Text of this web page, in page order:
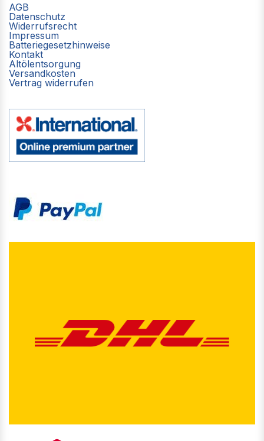
AGB
Datenschutz
Widerrufsrecht
Impressum
Batteriegesetzhinweise
Kontakt
Altölentsorgung
Versandkosten
Vertrag widerrufen